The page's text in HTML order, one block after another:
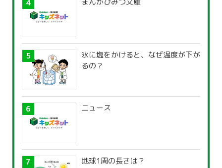
氷に塩をかけると、なぜ温度が下が
るの？
ニュース
地球1周の長さは？